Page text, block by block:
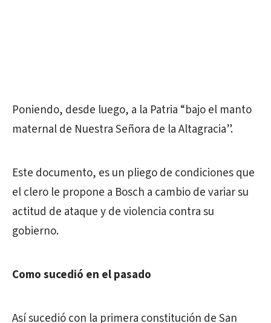
Poniendo, desde luego, a la Patria “bajo el manto
maternal de Nuestra Señora de la Altagracia”.
Este documento, es un pliego de condiciones que
el clero le propone a Bosch a cambio de variar su
actitud de ataque y de violencia contra su
gobierno.
Como sucedió en el pasado
Así sucedió con la primera constitución de San